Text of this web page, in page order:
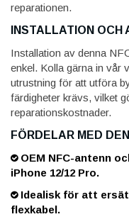
reparationen.
INSTALLATION OCH
Installation av denna
enkel. Kolla gärna in vår
utrustning för att utföra
färdigheter krävs, vilket
reparationskostnader.
FÖRDELAR MED
OEM NFC-antenn
iPhone 12/12 Pro.
Idealisk för att
flexkabel.